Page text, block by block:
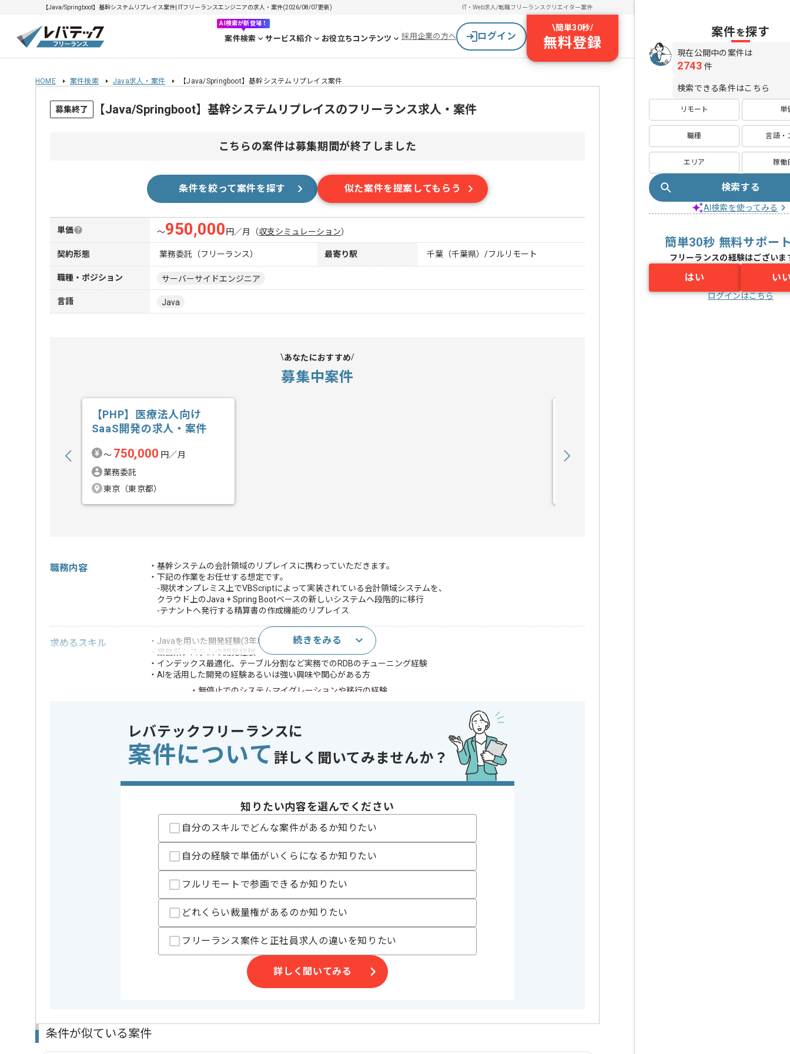
【Java/Springboot】基幹システムリプレイス案件| ITフリーランスエンジニアの求人・案件(2026/08/07更新) IT・Web求人/転職フリーランスクリエイター案件
AI検索が新登場！
案件検索 サービス紹介 お役立ちコンテンツ 採用企業の方へ ログイン
\簡単30秒/
無料登録
HOME 案件検索 Java求人・案件 【Java/Springboot】基幹システムリプレイス案件
募集終了 【Java/Springboot】基幹システムリプレイスのフリーランス求人・案件
こちらの案件は募集期間が終了しました
条件を絞って案件を探す 似た案件を提案してもらう
単価 〜950,000 円／月 （収支シミュレーション）
契約形態 業務委託（フリーランス） 最寄り駅 千葉（千葉県）/フルリモート
職種・ポジション サーバーサイドエンジニア
言語 Java
あなたにおすすめ
募集中案件
【PHP】医療法人向け
SaaS開発の求人・案件
〜 750,000 円／月
業務委託
東京（東京都）
職務内容
・基幹システムの会計領域のリプレイスに携わっていただきます。
・下記の作業をお任せする想定です。
-現状オンプレミス上でVBScriptによって実装されている会計領域システムを、
クラウド上のJava + Spring Bootベースの新しいシステムへ段階的に移行
-テナントへ発行する精算書の作成機能のリプレイス
求めるスキル
・Javaを用いた開発経験(3年以上)
・業務系システムの開発経験
・インデックス最適化、テーブル分割など実務でのRDBのチューニング経験
・AIを活用した開発の経験あるいは強い興味や関心がある方
・無停止でのシステムマイグレーションや移行の経験
・Dockerや Kubernetes を用いた開発経験
※上記に似た経験やスキルをお持ちであれば申し込み可能なケースもございます！まずはお気軽にご相談ください！
DB
SQL Server
GitHub , Docker
ECサイト
業務内容
長期プロジェクト
精算基準時間
140時間〜180時間
支払いサイト
15日
日本最大級のファッションECサイト、ファッションコーディネートアプリの
ファッションとテクノロジーの融合に取り組み、
続きをみる
レバテックフリーランスに
案件について 詳しく聞いてみませんか？
知りたい内容を選んでください
自分のスキルでどんな案件があるか知りたい
自分の経験で単価がいくらになるか知りたい
フルリモートで参画できるか知りたい
どれくらい裁量権があるのか知りたい
フリーランス案件と正社員求人の違いを知りたい
詳しく聞いてみる
条件が似ている案件
案件を探す
現在公開中の案件は
2743 件
検索できる条件はこちら
リモート 単
職種 言語・
エリア 稼働
検索する
AI検索を使ってみる
簡単30秒 無料サポー
フリーランスの経験はございま
はい い
ログインはこちら